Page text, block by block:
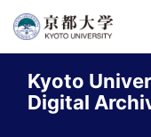
Skip
contentKyoto
Digital